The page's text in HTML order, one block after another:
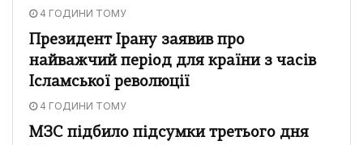
4 ГОДИНИ ТОМУ
Президент Ірану заявив про
найважчий період для країни з часів
Ісламської революції
4 ГОДИНИ ТОМУ
МЗС підбило підсумки третього дня